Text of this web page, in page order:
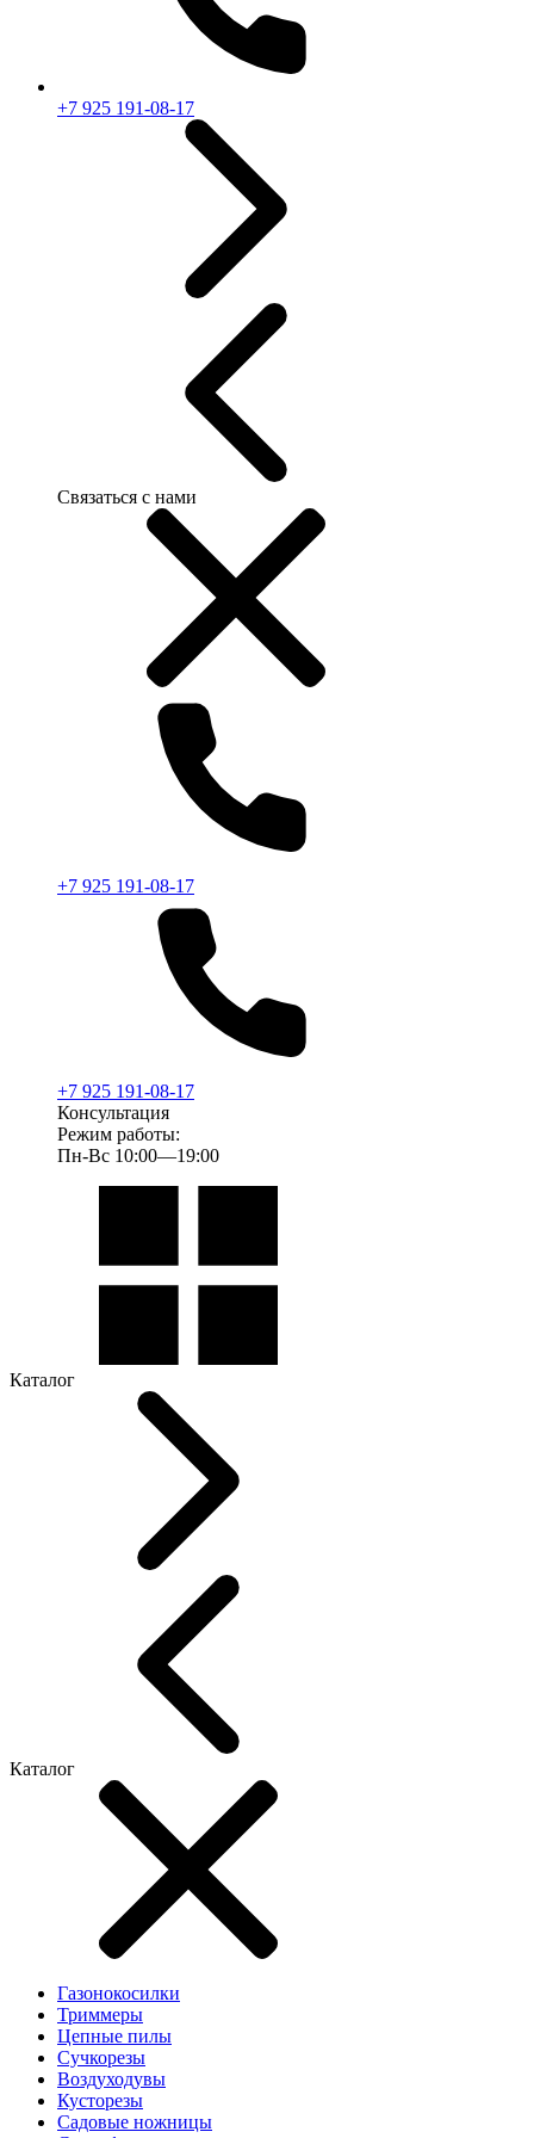
+7 925 191-08-17
Связаться с нами
+7 925 191-08-17
+7 925 191-08-17
Консультация
Режим работы:
Пн-Вс 10:00—19:00
Каталог
Каталог
Газонокосилки
Триммеры
Цепные пилы
Cучкорезы
Воздуходувы
Кусторезы
Садовые ножницы